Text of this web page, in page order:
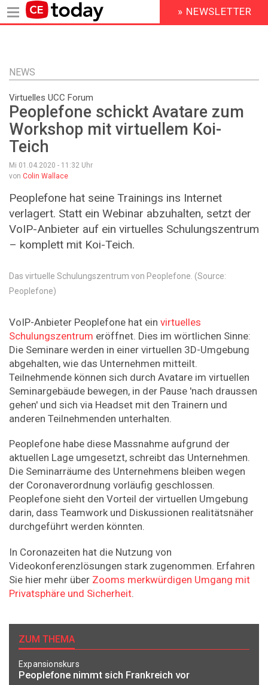
Inhalt
HEADER
MENU
» NEWSLETTER
NEWS
Virtuelles UCC Forum
Peoplefone schickt Avatare zum
Workshop mit virtuellem Koi-
Teich
Mi 01.04.2020 - 11:32 Uhr
von Colin Wallace
Peoplefone hat seine Trainings ins Internet
verlagert. Statt ein Webinar abzuhalten, setzt der
VoIP-Anbieter auf ein virtuelles Schulungszentrum
– komplett mit Koi-Teich.
Das virtuelle Schulungszentrum von Peoplefone. (Source:
Peoplefone)
VoIP-Anbieter Peoplefone hat ein virtuelles
Schulungszentrum eröffnet. Dies im wörtlichen Sinne:
Die Seminare werden in einer virtuellen 3D-Umgebung
abgehalten, wie das Unternehmen mitteilt.
Teilnehmende können sich durch Avatare im virtuellen
Seminargebäude bewegen, in der Pause 'nach draussen
gehen' und sich via Headset mit den Trainern und
anderen Teilnehmenden unterhalten.
Peoplefone habe diese Massnahme aufgrund der
aktuellen Lage umgesetzt, schreibt das Unternehmen.
Die Seminarräume des Unternehmens bleiben wegen
der Coronaverordnung vorläufig geschlossen.
Peoplefone sieht den Vorteil der virtuellen Umgebung
darin, dass Teamwork und Diskussionen realitätsnäher
durchgeführt werden könnten.
In Coronazeiten hat die Nutzung von
Videokonferenzlösungen stark zugenommen. Erfahren
Sie hier mehr über Zooms merkwürdigen Umgang mit
Privatsphäre und Sicherheit.
ZUM THEMA
Expansionskurs
Peoplefone nimmt sich Frankreich vor